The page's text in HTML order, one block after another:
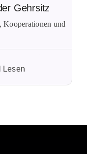
Gehrsitz
Kooperationen und
Lesen